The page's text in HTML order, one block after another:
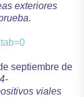
exteriores
septiembre de
viales